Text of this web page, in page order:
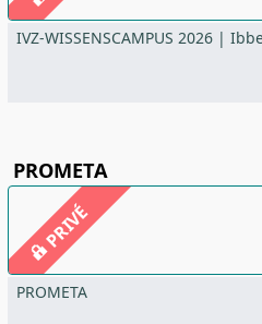
IVZ-WISSENSCAMPUS 2026 |
PROMETA
PRIVÉ
PROMETA